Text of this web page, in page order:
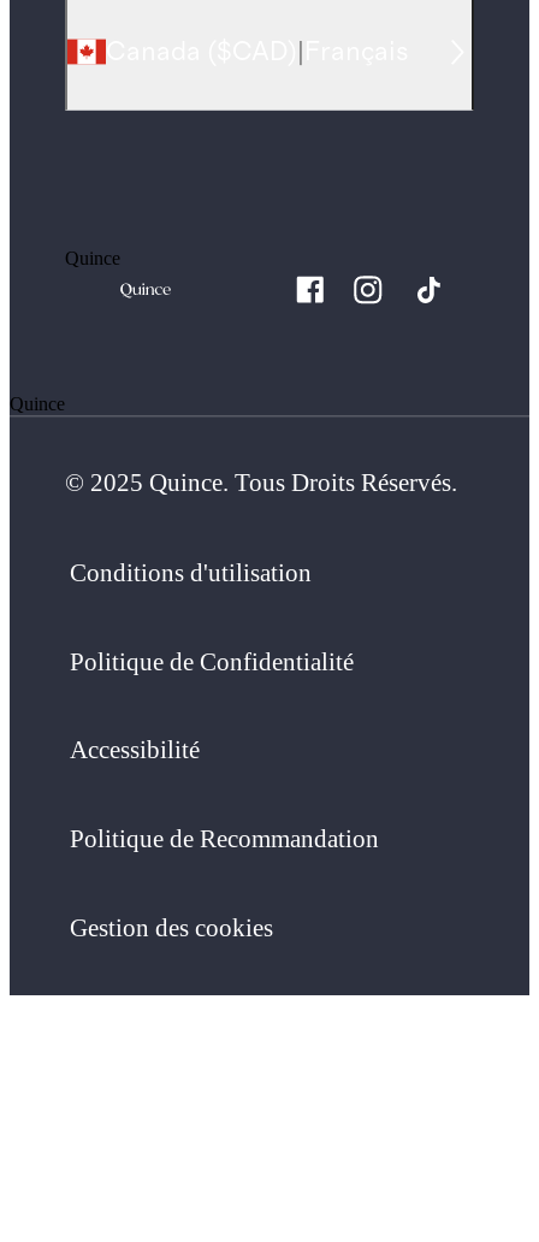
Quince
Quince
© 2025 Quince. Tous Droits Réservés.
Conditions d'utilisation
Politique de Confidentialité
Accessibilité
Politique de Recommandation
Gestion des cookies